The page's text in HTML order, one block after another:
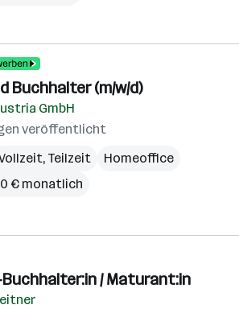
Buchhalter (m/w/d)
GmbH
veröffentlicht
Teilzeit
Homeoffice
€ monatlich
/ Maturant:in